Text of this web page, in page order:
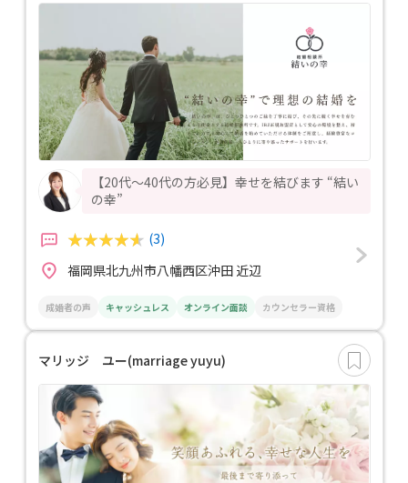
【20代〜40代の方必見】幸せを結びます “結い
の幸”
(3)
福岡県北九州市八幡西区沖田 近辺
成婚者の声 キャッシュレス オンライン面談 カウンセラー資格
マリッジ ユー(marriage yuyu)